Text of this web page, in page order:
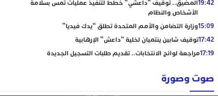
19:42المضيق.. توقيف “داعشي” خطط لتنفيذ عمليات تمس بسلامة
الأشخاص والنظام
15:09وزارة التضامن والأمم المتحدة تطلق “يدك فيديا”
17:42توقيف شابين ينتميان لخلية “داعش” الإرهابية
17:19مراجعة لوائح الانتخابات.. تقديم طلبات التسجيل الجديدة
صوت وصورة